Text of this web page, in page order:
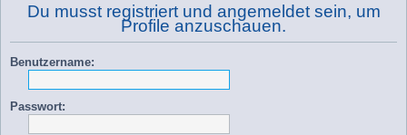
Du musst registriert und angemeldet sein, um
Profile anzuschauen.
Benutzername:
Passwort: